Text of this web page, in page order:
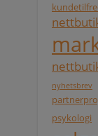
nyhetsbrev
psykologi